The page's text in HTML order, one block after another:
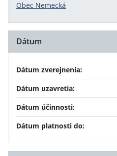
Obec Nemecká
Dátum
Dátum zverejnenia:
Dátum uzavretia:
Dátum účinnosti:
Dátum platnosti do: